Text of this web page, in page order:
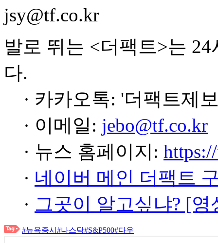
jsy@tf.co.kr
발로 뛰는 <더팩트>는
다.
· 카카오톡: '더팩트제
· 이메일: jebo@tf.co.kr
· 뉴스 홈페이지:
· 네이버 메인 더팩트
· 그곳이 알고싶냐? [
#뉴욕증시 #나스닥#S&P500#다우